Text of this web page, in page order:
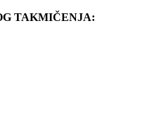
TAKMIČENJA: